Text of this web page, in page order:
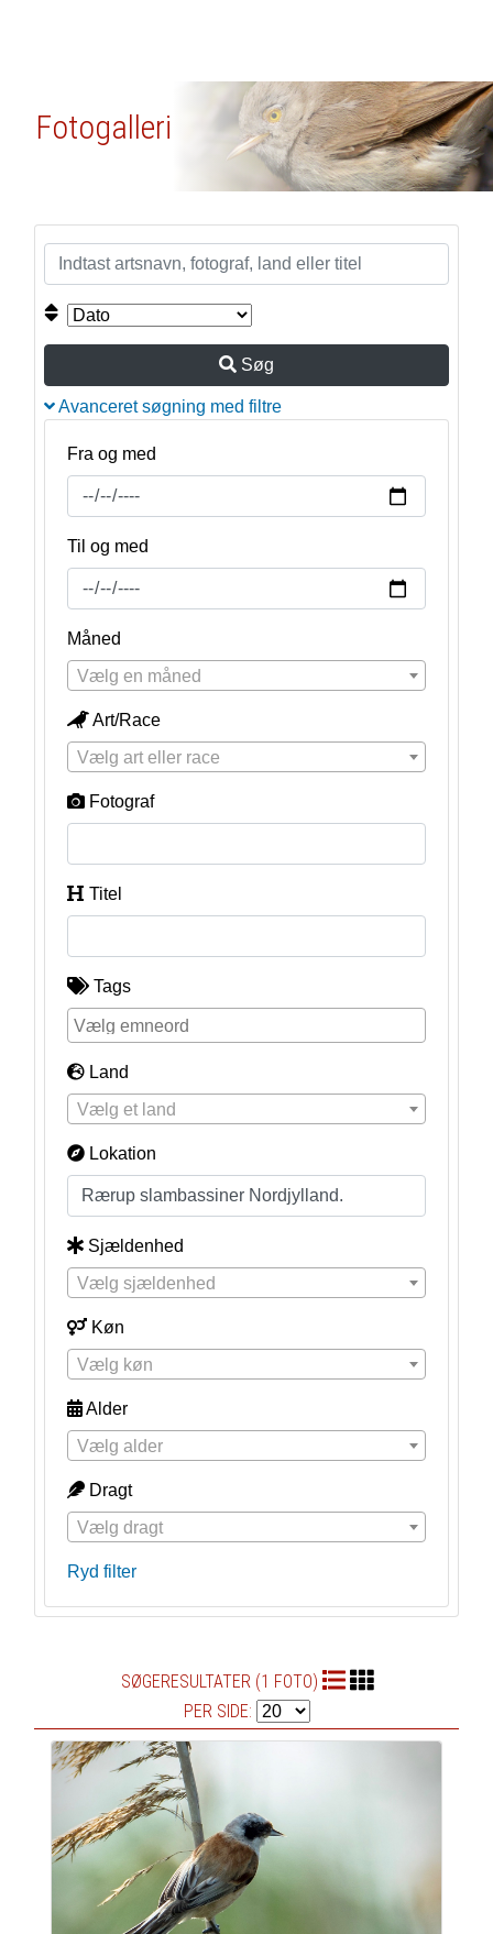
Fotogalleri
Søg
Avanceret søgning med filtre
Fra og med
Til og med
Måned
Vælg en måned
Art/Race
Vælg art eller race
Fotograf
Titel
Tags
Land
Vælg et land
Lokation
Sjældenhed
Vælg sjældenhed
Køn
Vælg køn
Alder
Vælg alder
Dragt
Vælg dragt
Ryd filter
SØGERESULTATER (1 FOTO)
PER SIDE: